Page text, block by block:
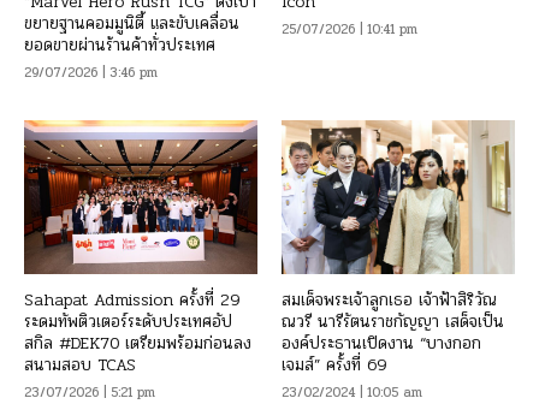
ขยายฐานคอมมูนิตี้ และขับเคลื่อน
ยอดขายผ่านร้านค้าทั่วประเทศ
29/07/2026 | 3:46 pm
25/07/2026 | 10:41 pm
Sahapat Admission ครั้งที่ 29
ระดมทัพติวเตอร์ระดับประเทศอัป
สกิล #DEK70 เตรียมพร้อมก่อนลง
สนามสอบ TCAS
23/07/2026 | 5:21 pm
สมเด็จพระเจ้าลูกเธอ เจ้าฟ้าสิริวัณ
ณวรี นารีรัตนราชกัญญา เสด็จเป็น
องค์ประธานเปิดงาน “บางกอก
เจมส์” ครั้งที่ 69
23/02/2024 | 10:05 am